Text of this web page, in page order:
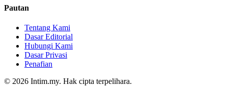
Pautan
Tentang Kami
Dasar Editorial
Hubungi Kami
Dasar Privasi
Penafian
© 2026 Intim.my. Hak cipta terpelihara.